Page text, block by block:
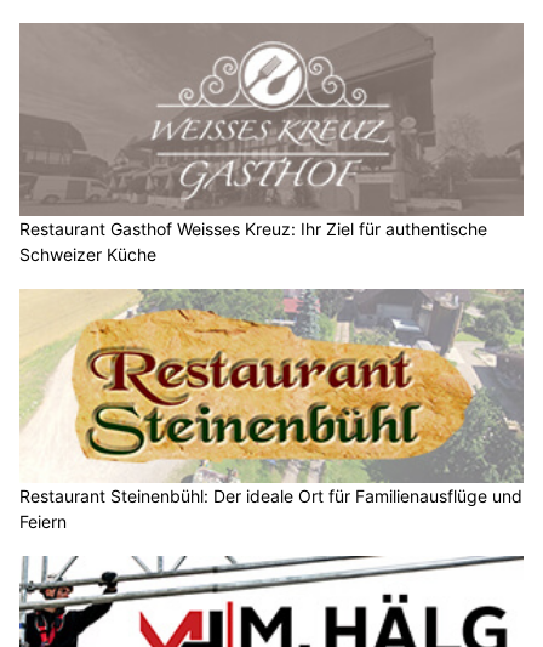
Restaurant Gasthof Weisses Kreuz: Ihr Ziel für authentische
Schweizer Küche
Restaurant Steinenbühl: Der ideale Ort für Familienausflüge und
Feiern